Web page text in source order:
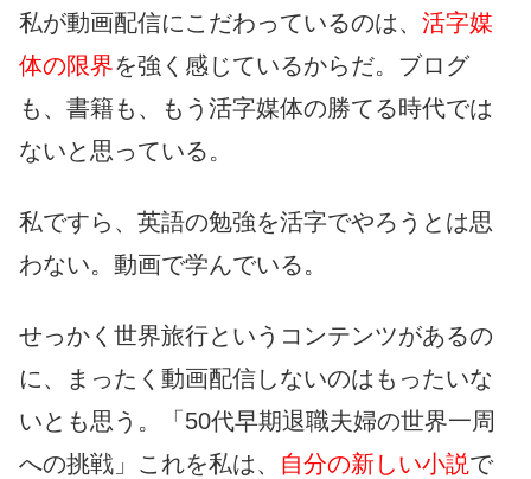
私が動画配信にこだわっているのは、 活字媒
体の限界を強く感じているからだ。ブログ
も、書籍も、もう活字媒体の勝てる時代では
ないと思っている。
私ですら、英語の勉強を活字でやろうとは思
わない。動画で学んでいる。
せっかく世界旅行というコンテンツがあるの
に、まったく動画配信しないのはもったいな
いとも思う。「50代早期退職夫婦の世界一周
への挑戦」これを私は、 自分の新しい小説で